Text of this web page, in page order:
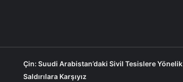
Çin: Suudi Arabistan’daki Sivil Tesislere Yönelik
Saldırılara Karşıyız